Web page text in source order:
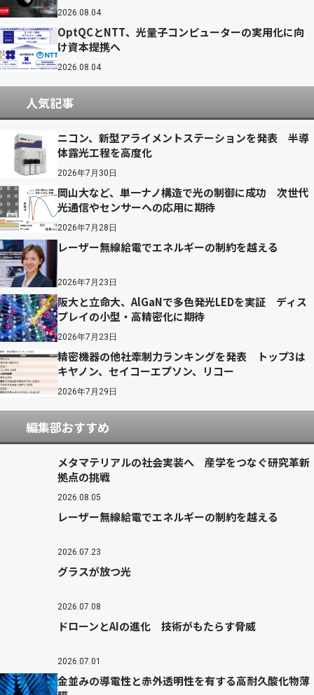
2026.08.04
OptQCとNTT、光量子コンピューターの実用化に向
け資本提携へ
2026.08.04
人気記事
ニコン、新型アライメントステーションを発表 半導
体露光工程を高度化
2026年7月30日
岡山大など、単一ナノ構造で光の制御に成功 次世代
光通信やセンサーへの応用に期待
2026年7月28日
レーザー無線給電でエネルギーの制約を越える
2026年7月23日
阪大と立命大、AlGaNで多色発光LEDを実証 ディス
プレイの小型・高精密化に期待
2026年7月23日
精密機器の他社牽制力ランキングを発表 トップ3は
キヤノン、セイコーエプソン、リコー
2026年7月29日
編集部おすすめ
メタマテリアルの社会実装へ 産学をつなぐ研究革新
拠点の挑戦
2026.08.05
レーザー無線給電でエネルギーの制約を越える
2026.07.23
グラスが放つ光
2026.07.08
ドローンとAIの進化 技術がもたらす脅威
2026.07.01
金並みの導電性と赤外透明性を有する高耐久酸化物薄